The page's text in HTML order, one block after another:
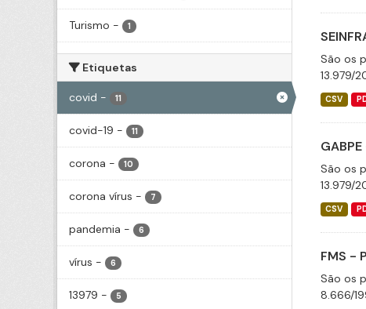
Turismo - 1
Etiquetas
covid - 11
covid-19 - 11
corona - 10
corona vírus - 7
pandemia - 6
vírus - 6
13979 - 5
São os
13.979/
CSV
São os
13.979/
CSV
FMS -
São os
8.666/